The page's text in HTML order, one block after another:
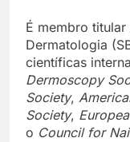
É membro
Dermatologia
científicas
Dermoscopy
Society,
Society,
o Council for